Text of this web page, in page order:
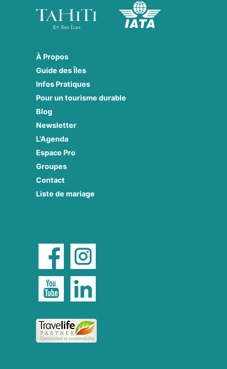
À Propos
Guide des Îles
Infos Pratiques
Pour un tourisme durable
Blog
Newsletter
L'Agenda
Espace Pro
Groupes
Contact
Liste de mariage